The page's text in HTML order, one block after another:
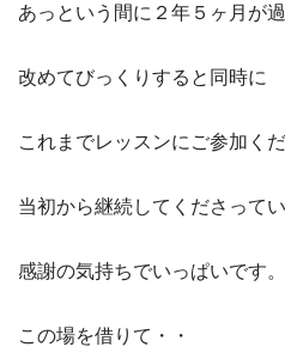
あっという間に２年５ヶ月が
改めてびっくりすると同時に
これまでレッスンにご参加く
当初から継続してくださって
感謝の気持ちでいっぱいです。
この場を借りて・・